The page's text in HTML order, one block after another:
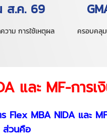
ส.ค. 69
าม การใช้เหตุผล ครอบคลุ
และ MF-การ
Flex MBA NIDA และ
ส่วนคือ